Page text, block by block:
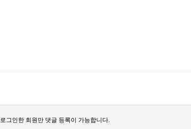
로그인한 회원만 댓글 등록이 가능합니다.